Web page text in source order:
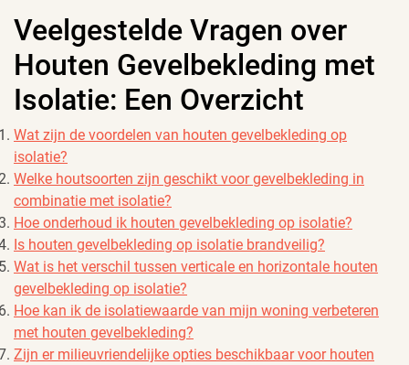
Veelgestelde Vragen over
Houten Gevelbekleding met
Isolatie: Een Overzicht
Wat zijn de voordelen van houten gevelbekleding op
isolatie?
Welke houtsoorten zijn geschikt voor gevelbekleding in
combinatie met isolatie?
Hoe onderhoud ik houten gevelbekleding op isolatie?
Is houten gevelbekleding op isolatie brandveilig?
Wat is het verschil tussen verticale en horizontale houten
gevelbekleding op isolatie?
Hoe kan ik de isolatiewaarde van mijn woning verbeteren
met houten gevelbekleding?
Zijn er milieuvriendelijke opties beschikbaar voor houten